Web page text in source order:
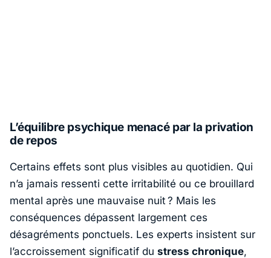
L’équilibre psychique menacé par la privation
de repos
Certains effets sont plus visibles au quotidien. Qui
n’a jamais ressenti cette irritabilité ou ce brouillard
mental après une mauvaise nuit ? Mais les
conséquences dépassent largement ces
désagréments ponctuels. Les experts insistent sur
l’accroissement significatif du stress chronique,